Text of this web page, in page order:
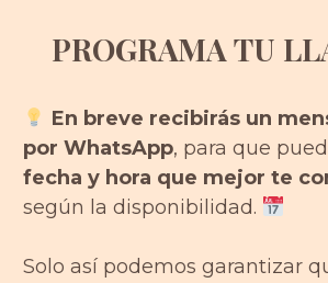
PROGRAMA TU
En breve recibirás un
por WhatsApp, para que
fecha y hora que mejor te
según la disponibilidad.
Solo así podemos garantizar